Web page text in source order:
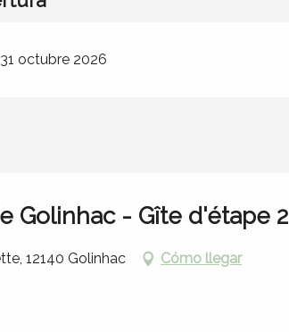
octubre 2026
Golinhac - Gîte d'étape 2
12140 Golinhac Cómo llegar